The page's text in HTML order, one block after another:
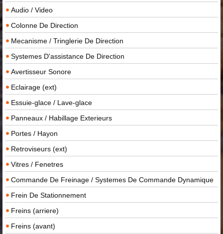
Audio / Video
Colonne De Direction
Mecanisme / Tringlerie De Direction
Systemes D'assistance De Direction
Avertisseur Sonore
Eclairage (ext)
Essuie-glace / Lave-glace
Panneaux / Habillage Exterieurs
Portes / Hayon
Retroviseurs (ext)
Vitres / Fenetres
Commande De Freinage / Systemes De Commande Dynamique
Frein De Stationnement
Freins (arriere)
Freins (avant)